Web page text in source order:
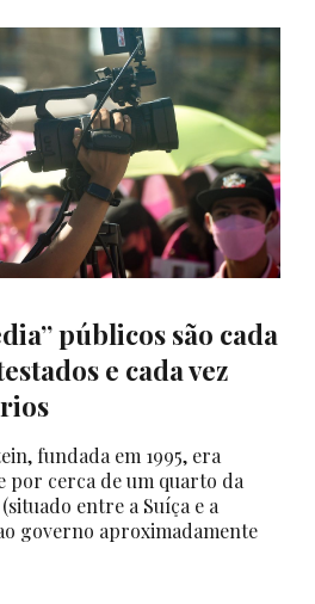
públicos são cada
e cada vez
fundada em 1995, era
por cerca de um quarto da
entre a Suíça e a
governo aproximadamente